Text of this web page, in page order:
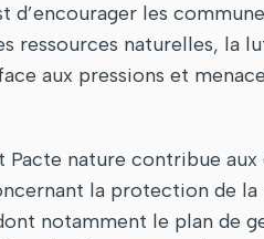
d’encourager les
ressources naturelles, la
aux pressions et
nature contribue
la protection de la
notamment le plan de